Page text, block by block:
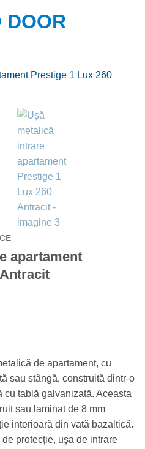
apartament
de apartament, cu
sau stângă, construită dintr-o
cu tablă galvanizată. Aceasta
sau laminat de 8 mm
interioară din vată bazaltică.
protecție, ușa de intrare